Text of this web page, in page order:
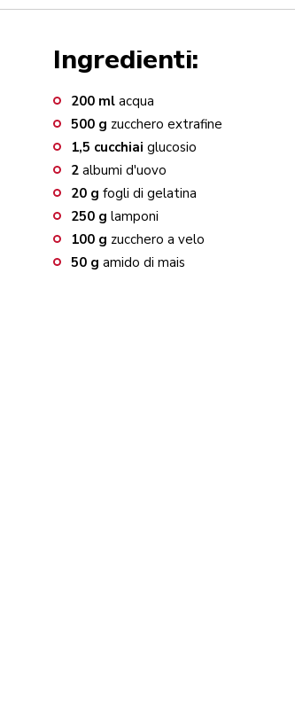
Ingredienti:
200 ml acqua
500 g zucchero extrafine
1,5 cucchiai glucosio
2 albumi d'uovo
20 g fogli di gelatina
250 g lamponi
100 g zucchero a velo
50 g amido di mais